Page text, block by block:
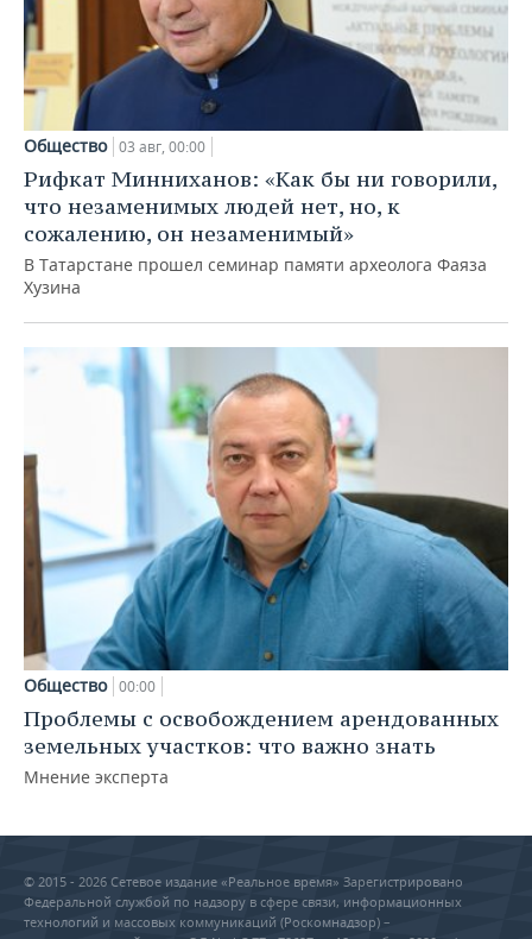
Общество 03 авг, 00:00
Рифкат Минниханов: «Как бы ни говорили,
что незаменимых людей нет, но, к
сожалению, он незаменимый»
В Татарстане прошел семинар памяти археолога Фаяза
Хузина
Общество 00:00
Проблемы с освобождением арендованных
земельных участков: что важно знать
Мнение эксперта
© 2015 - 2026 Сетевое издание «Реальное время» Зарегистрировано
Федеральной службой по надзору в сфере связи, информационных
технологий и массовых коммуникаций (Роскомнадзор) –